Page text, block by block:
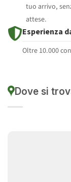
tuo arrivo,
attese.
Esperienza
Oltre 10.000
Dove si